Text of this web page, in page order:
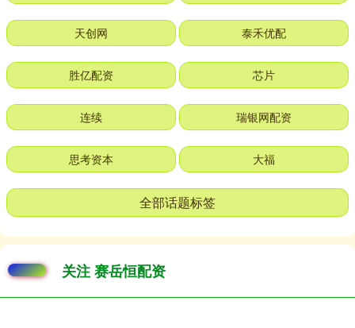
天创网 泰禾优配
胜亿配资 芯片
连续 瑞银网配资
思考资本 大福
全部话题标签
关注 赛岳恒配资